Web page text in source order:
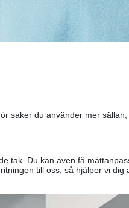
saker du använder mer
tak. Du kan även få
till oss, så hjälper vi dig